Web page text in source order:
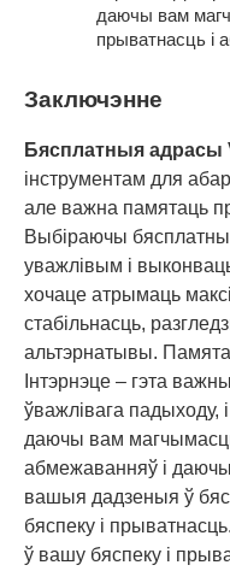
даючы вам
прыватнасць і
Заключэнне
Бясплатныя адрасы
інструментам для
але важна памятаць
Выбіраючы бясплатны
уважлівым і
хочаце атрымаць
стабільнасць,
альтэрнатывы.
Інтэрнэце – гэта
ўважлівага падыходу,
даючы вам
абмежаванняў і
вашыя дадзеныя ў
бяспеку і
ў вашу бяспеку і